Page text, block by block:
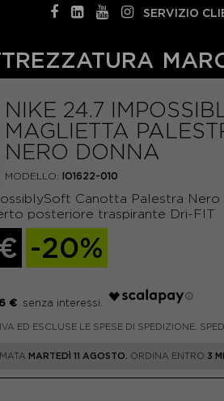
SERVIZIO
NIKE 24.7
MAGLIETTA
NERO DONNA
MODELLO: IO1622-010
Canotta Palestra
posteriore traspirante Dri-FIT
-20%
€
ED ESCLUSE LE SPESE DI SPEDIZIONE.
MARTEDÌ 11 AGOSTO. ORDINA ENTRO 3